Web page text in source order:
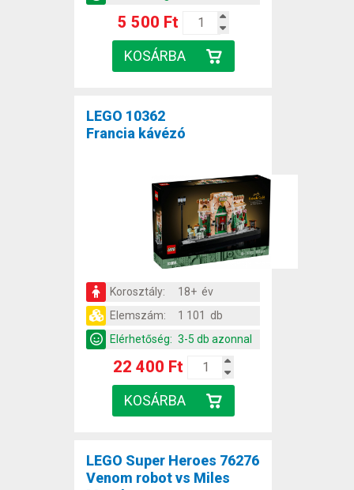
5 500 Ft
LEGO 10362
Francia kávézó
Korosztály:
18+ év
Elemszám:
1 101 db
Elérhetőség: 3-5 db azonnal
22 400 Ft
LEGO Super Heroes 76276
Venom robot vs Miles